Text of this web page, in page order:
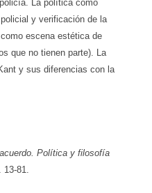
La política como
y verificación de la
escena estética de
que no tienen parte). La
y sus diferencias con la
Política y filosofía
81.